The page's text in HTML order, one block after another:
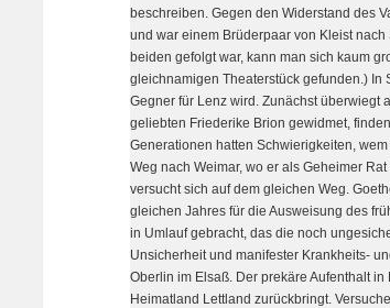
beschreiben. Gegen den Widerstand des
und war einem Brüderpaar von Kleist
beiden gefolgt war, kann man sich kaum
gleichnamigen Theaterstück gefunden.) In
Gegner für Lenz wird. Zunächst überwiegt
geliebten Friederike Brion gewidmet,
Generationen hatten Schwierigkeiten,
Weg nach Weimar, wo er als Geheimer
versucht sich auf dem gleichen Weg.
gleichen Jahres für die Ausweisung des
in Umlauf gebracht, das die noch
Unsicherheit und manifester Krankheits-
Oberlin im Elsaß. Der prekäre Aufenthalt
Heimatland Lettland zurückbringt.